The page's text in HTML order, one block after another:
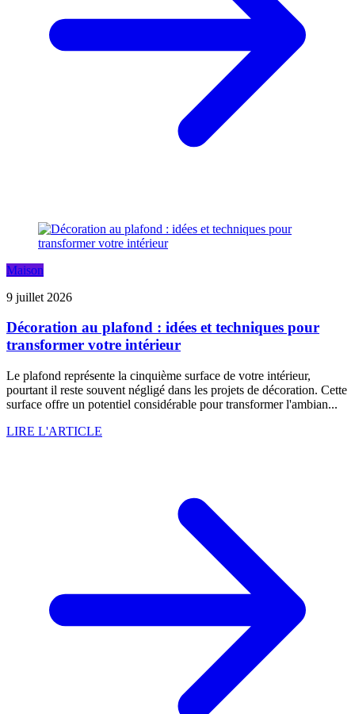
Maison
9 juillet 2026
Décoration au plafond : idées et techniques pour
transformer votre intérieur
Le plafond représente la cinquième surface de votre intérieur,
pourtant il reste souvent négligé dans les projets de décoration. Cette
surface offre un potentiel considérable pour transformer l'ambian...
LIRE L'ARTICLE